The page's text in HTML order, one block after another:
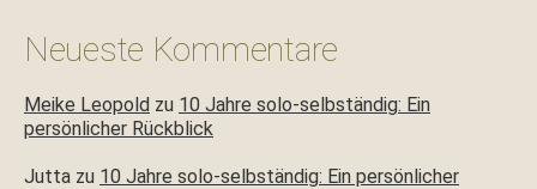
Neueste Kommentare
Meike Leopold zu 10 Jahre solo-selbständig: Ein
persönlicher Rückblick
Jutta zu 10 Jahre solo-selbständig: Ein persönlicher